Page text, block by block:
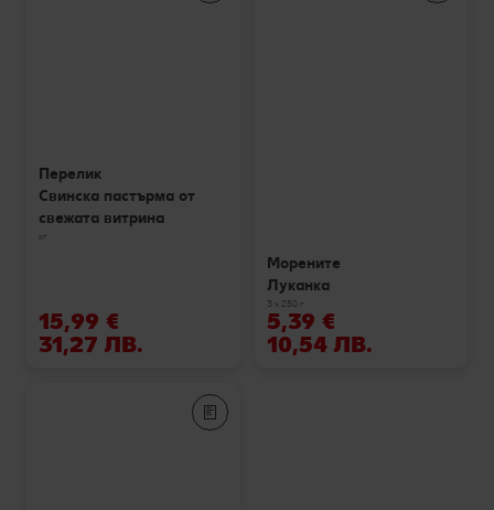
Перелик
Свинска пастърма от
свежата витрина
кг
15,99 €
31,27 ЛВ.
Морените
Луканка
3 х 250 г
5,39 €
10,54 ЛВ.